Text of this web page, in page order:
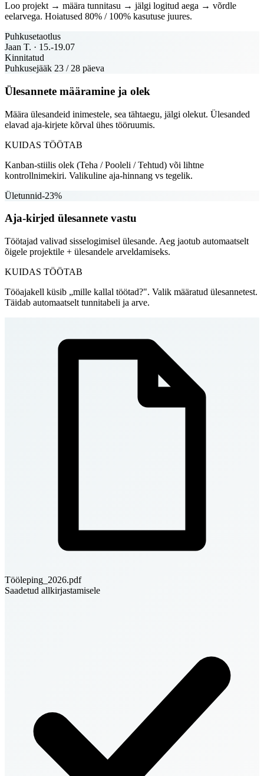
Loo projekt → määra tunnitasu → jälgi logitud aega → võrdle
eelarvega. Hoiatused 80% / 100% kasutuse juures.
Puhkusetaotlus
Jaan T. · 15.-19.07
Kinnitatud
Puhkusejääk 23 / 28 päeva
Ülesannete määramine ja olek
Määra ülesandeid inimestele, sea tähtaegu, jälgi olekut. Ülesanded
elavad aja-kirjete kõrval ühes tööruumis.
KUIDAS TÖÖTAB
Kanban-stiilis olek (Teha / Pooleli / Tehtud) või lihtne
kontrollnimekiri. Valikuline aja-hinnang vs tegelik.
Ületunnid-23%
Aja-kirjed ülesannete vastu
Töötajad valivad sisselogimisel ülesande. Aeg jaotub automaatselt
õigele projektile + ülesandele arveldamiseks.
KUIDAS TÖÖTAB
Tööajakell küsib „mille kallal töötad?". Valik määratud ülesannetest.
Täidab automaatselt tunnitabeli ja arve.
Tööleping_2026.pdf
Saadetud allkirjastamisele